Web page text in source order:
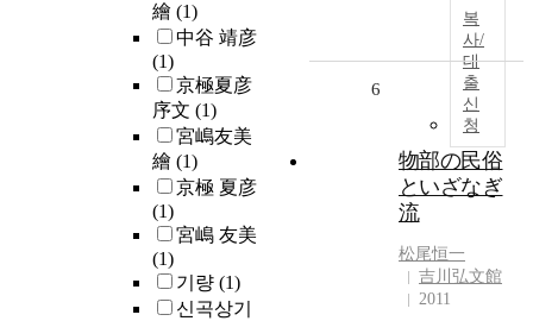
繪 (1)
中谷 靖彦
(1)
京極夏彦
序文 (1)
宮嶋友美
繪 (1)
京極 夏彦
(1)
宮嶋 友美
(1)
기량 (1)
신곡상기
복
사/
대
출
신
청
6
物部の民俗
といざなぎ
流
松尾恒一
吉川弘文館
2011